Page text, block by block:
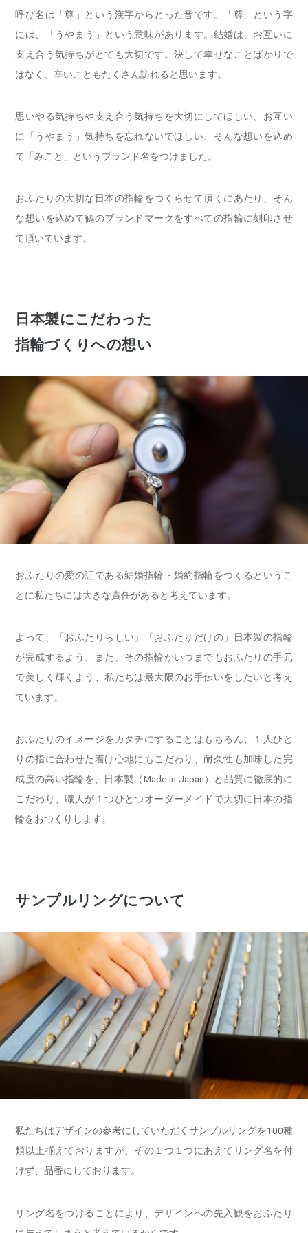
呼び名は「尊」という漢字からとった音です。「尊」という字
には、「うやまう」という意味があります。結婚は、お互いに
支え合う気持ちがとても大切です。決して幸せなことばかりで
はなく、辛いこともたくさん訪れると思います。
思いやる気持ちや支え合う気持ちを大切にしてほしい、お互い
に「うやまう」気持ちを忘れないでほしい、そんな想いを込め
て「みこと」というブランド名をつけました。
おふたりの大切な日本の指輪をつくらせて頂くにあたり、そん
な想いを込めて鶴のブランドマークをすべての指輪に刻印させ
て頂いています。
日本製にこだわった
指輪づくりへの想い
おふたりの愛の証である結婚指輪・婚約指輪をつくるというこ
とに私たちには大きな責任があると考えています。
よって、「おふたりらしい」「おふたりだけの」日本製の指輪
が完成するよう、また、その指輪がいつまでもおふたりの手元
で美しく輝くよう、私たちは最大限のお手伝いをしたいと考え
ています。
おふたりのイメージをカタチにすることはもちろん、１人ひと
りの指に合わせた着け心地にもこだわり、耐久性も加味した完
成度の高い指輪を、日本製（Made in Japan）と品質に徹底的に
こだわり、職人が１つひとつオーダーメイドで大切に日本の指
輪をおつくりします。
サンプルリングについて
私たちはデザインの参考にしていただくサンプルリングを100種
類以上揃えておりますが、その１つ１つにあえてリング名を付
けず、品番にしております。
リング名をつけることにより、デザインへの先入観をおふたり